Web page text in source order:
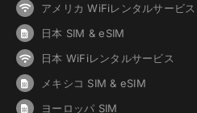
アメリカ WiFiレンタルサービス
日本 SIM & eSIM
日本 WiFiレンタルサービス
メキシコ SIM & eSIM
ヨーロッパ SIM